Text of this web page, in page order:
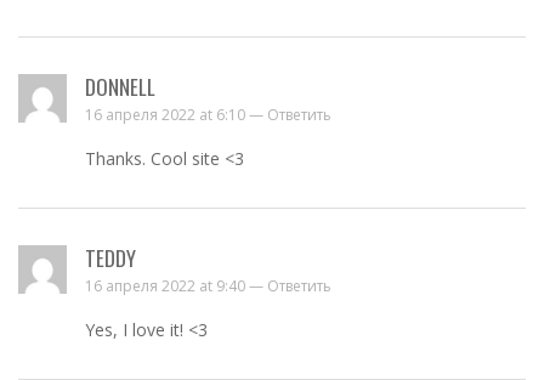
DONNELL
16 апреля 2022 at 6:10 — Ответить
Thanks. Cool site <3
TEDDY
16 апреля 2022 at 9:40 — Ответить
Yes, I love it! <3